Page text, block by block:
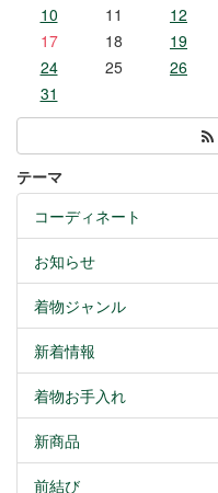
10
11 12
17
18 19
24
25 26
31
テーマ
コーディネート
お知らせ
着物ジャンル
新着情報
着物お手入れ
新商品
前結び